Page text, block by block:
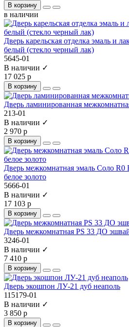
В корзину
в наличии
Дверь карельская отделка эмаль и
белый (стекло черный лак)
5645-01
В наличии ✓
17 025 р
В корзину
Дверь ламинированная
213-01
В наличии ✓
2 970 р
В корзину
Дверь межкомнатная эмаль Соло
белое золото
5666-01
В наличии ✓
17 103 р
В корзину
Дверь межкомнатная PS 33 ДО
3246-01
В наличии ✓
7 410 р
В корзину
Дверь экошпон ЛУ-21 дуб неаполь
115179-01
В наличии ✓
3 850 р
В корзину